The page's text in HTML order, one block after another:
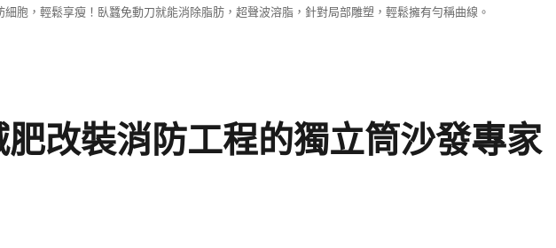
胞，輕鬆享瘦！臥蠶免動刀就能消除脂肪，超聲波溶脂，針對局部雕塑，輕鬆擁有勻稱曲線。
改裝消防工程的獨立筒沙發專家